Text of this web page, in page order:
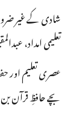
تعلیمی امداد،
عصری تعلیم اور
بچے حافظِ قرآن